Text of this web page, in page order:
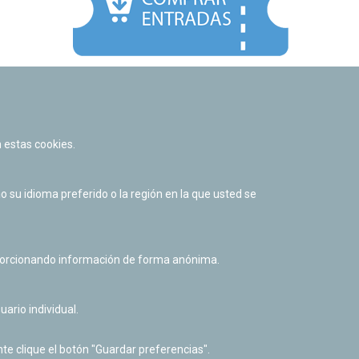
Política de cookies
Derecho de acceso a información pública
cookies.
su idioma preferido o la región en la que usted se
información de forma anónima.
individual.
clique el botón "Guardar preferencias".